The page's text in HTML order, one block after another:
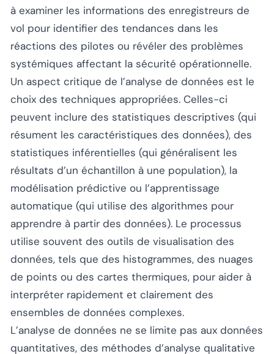
à examiner les informations des enregistreurs de
vol pour identifier des tendances dans les
réactions des pilotes ou révéler des problèmes
systémiques affectant la sécurité opérationnelle.
Un aspect critique de l’analyse de données est le
choix des techniques appropriées. Celles-ci
peuvent inclure des statistiques descriptives (qui
résument les caractéristiques des données), des
statistiques inférentielles (qui généralisent les
résultats d’un échantillon à une population), la
modélisation prédictive ou l’apprentissage
automatique (qui utilise des algorithmes pour
apprendre à partir des données). Le processus
utilise souvent des outils de visualisation des
données, tels que des histogrammes, des nuages
de points ou des cartes thermiques, pour aider à
interpréter rapidement et clairement des
ensembles de données complexes.
L’analyse de données ne se limite pas aux données
quantitatives, des méthodes d’analyse qualitative